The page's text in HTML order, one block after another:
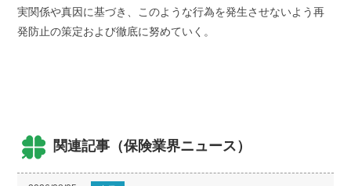
実関係や真因に基づき、このような行為を発生させないよう再
発防止の策定および徹底に努めていく。
関連記事（保険業界ニュース）